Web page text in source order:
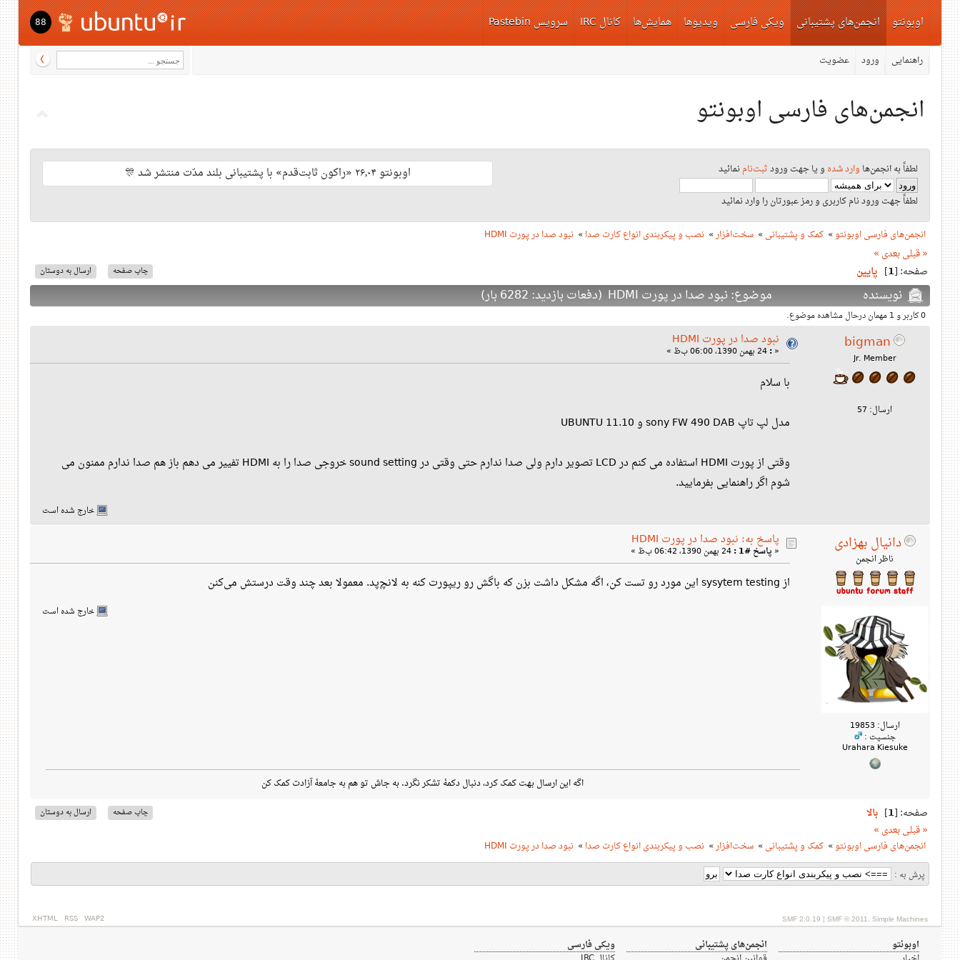
اوبونتو انجمن‌های پشتیبانی
راهنمایی ورود عضویت
ویکی فارسی ویدیوها همایش‌ها کانال IRC سرویس Pastebin 88
انجمن‌های فارسی اوبونتو
لطفاً به انجمن‌ها وارد شده و یا جهت ورودثبت‌نامنمائید
لطفاً جهت ورود نام کاربری و رمز عبورتان را وارد نمائید
اوبونتو ۲۶٫۰۴ «راکون ثابت‌قدم» با پشتیبانی بلند مدّت منتشر شد 🎊
انجمن‌های فارسی اوبونتو» کمک و پشتیبانی» سخت‌افزار» نصب و پیکربندی انواع کارت صدا» نبود صدا در پورت HDMI
« قبلیبعدی »
ارسال به دوستان چاپ صفحه صفحه: [1
] پایین
نویسنده موضوع: نبود صدا در پورت HDMI (دفعات بازدید: 6282 بار)
0 کاربر و 1 مهمان درحال مشاهده موضوع.
bigman
Jr. Member
ارسال: 57
نبود صدا در پورت HDMI
«
:
با سلام
مدل لپ تاپ sony FW 490 DAB و UBUNTU 11.10
وقتی از پورت HDMI استفاده می کنم در LCD تصویر دارم ولی صدا ندارم حتی وقتی در sound setting خروجی صدا را به HDMI تفییر می دهم باز هم صدا ندارم ممنون می
شوم اگر راهنمایی بفرمایید.
خارج شده است
دانیال بهزادی
ناظر انجمن
ارسال: 19853
جنسیت :
Urahara Kiesuke
پاسخ به: نبود صدا در پورت HDMI
« پاسخ #1 :
از sysytem testing این مورد رو تست کن، اگه مشکل داشت بزن که باگش رو ریپورت کنه به لانچ‌پد. معمولا بعد چند وقت درستش می‌کنن
خارج شده است
اگه این ارسال بهت کمک کرد، دنبال دکمهٔ تشکر نگرد. به جاش تو هم به جامعهٔ آزادت کمک کن
ارسال به دوستان چاپ صفحه صفحه: [1
] بالا
« قبلیبعدی »
انجمن‌های فارسی اوبونتو» کمک و پشتیبانی» سخت‌افزار» نصب و پیکربندی انواع کارت صدا» نبود صدا در پورت HDMI
پرش به :
XHTML RSS WAP2 SMF 2.0.19 | SMF © 2011 Simple Machines
اوبونتو
انجمن‌های پشتیبانی
ویکی فارسی